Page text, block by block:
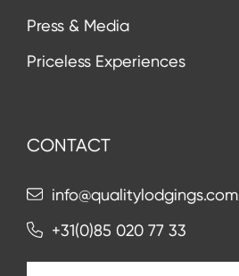
Press & Media
Priceless Experiences
CONTACT
info@qualitylodgings.com
+31(0)85 020 77 33